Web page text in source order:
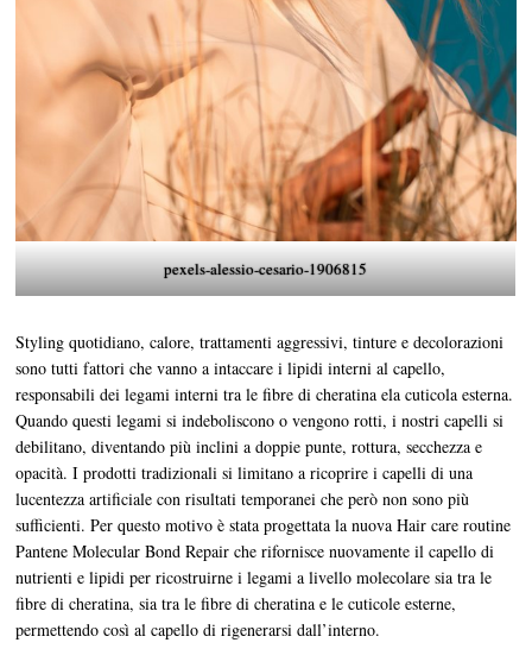
pexels-alessio-cesario-1906815
Styling quotidiano, calore, trattamenti aggressivi, tinture e decolorazioni
sono tutti fattori che vanno a intaccare i lipidi interni al capello,
responsabili dei legami interni tra le fibre di cheratina ela cuticola esterna.
Quando questi legami si indeboliscono o vengono rotti, i nostri capelli si
debilitano, diventando più inclini a doppie punte, rottura, secchezza e
opacità. I prodotti tradizionali si limitano a ricoprire i capelli di una
lucentezza artificiale con risultati temporanei che però non sono più
sufficienti. Per questo motivo è stata progettata la nuova Hair care routine
Pantene Molecular Bond Repair che rifornisce nuovamente il capello di
nutrienti e lipidi per ricostruirne i legami a livello molecolare sia tra le
fibre di cheratina, sia tra le fibre di cheratina e le cuticole esterne,
permettendo così al capello di rigenerarsi dall’interno.